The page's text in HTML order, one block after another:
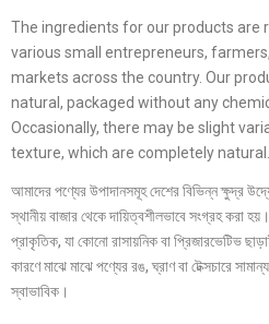
The ingredients for our products are
various small entrepreneurs,
markets across the country. Our
natural, packaged without any
Occasionally, there may be slight
texture, which are completely natural.
আমাদের পণ্যের উপাদানসমূহ দেশের বিভিন্ন ক্ষুদ্র
স্থানীয় বাজার থেকে দায়িত্বশীলভাবে সংগ্রহ করা
প্রাকৃতিক, যা কোনো রাসায়নিক বা প্রিজারভেটিভ
কারণে মাঝে মাঝে পণ্যের রঙ, ঘ্রাণ বা টেক্সচারে
স্বাভাবিক।